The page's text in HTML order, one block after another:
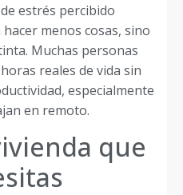
estrés percibido
menos cosas, sino
Muchas personas
reales de vida sin
especialmente
en remoto.
que